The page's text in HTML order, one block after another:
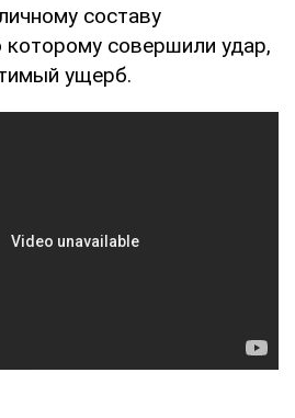
составу
которому совершили удар,
ущерб.